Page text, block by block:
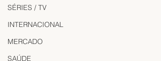
SÉRIES / TV
INTERNACIONAL
MERCADO
SAÚDE